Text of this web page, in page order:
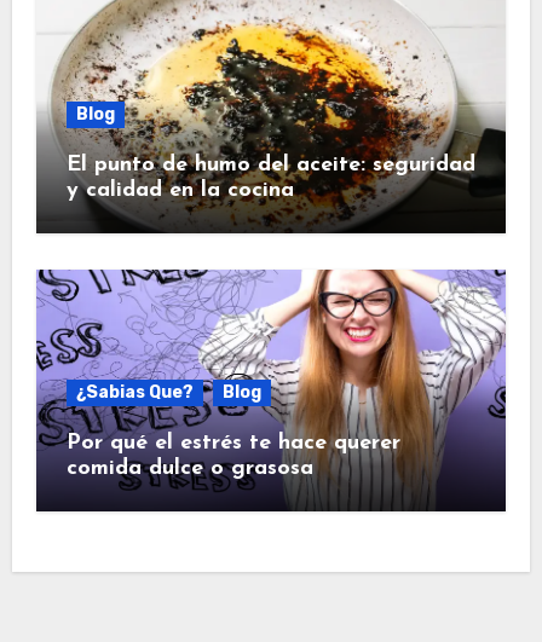
Blog
El punto de humo del aceite: seguridad
y calidad en la cocina
¿Sabias Que? Blog
Por qué el estrés te hace querer
comida dulce o grasosa